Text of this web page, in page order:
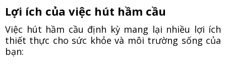
Lợi ích của việc hút hầm cầu
Việc hút hầm cầu định kỳ mang lại nhiều lợi ích
thiết thực cho sức khỏe và môi trường sống của
bạn: